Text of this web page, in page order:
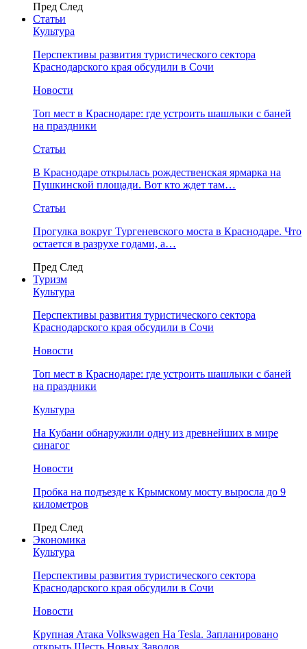
Пред След
Статьи
Культура
Перспективы развития туристического сектора
Краснодарского края обсудили в Сочи
Новости
Топ мест в Краснодаре: где устроить шашлыки с баней
на праздники
Статьи
В Краснодаре открылась рождественская ярмарка на
Пушкинской площади. Вот кто ждет там…
Статьи
Прогулка вокруг Тургеневского моста в Краснодаре. Что
остается в разрухе годами, а…
Пред След
Туризм
Культура
Перспективы развития туристического сектора
Краснодарского края обсудили в Сочи
Новости
Топ мест в Краснодаре: где устроить шашлыки с баней
на праздники
Культура
На Кубани обнаружили одну из древнейших в мире
синагог
Новости
Пробка на подъезде к Крымскому мосту выросла до 9
километров
Пред След
Экономика
Культура
Перспективы развития туристического сектора
Краснодарского края обсудили в Сочи
Новости
Крупная Атака Volkswagen На Tesla. Запланировано
открыть Шесть Новых Заводов